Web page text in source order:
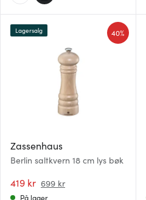
Zassenhaus
Berlin saltkvern 18 cm lys bøk
419 kr 699 kr
40%
Lagersalg
På lager